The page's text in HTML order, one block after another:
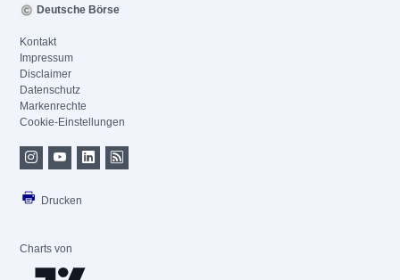
Deutsche Börse
Kontakt
Impressum
Disclaimer
Datenschutz
Markenrechte
Cookie-Einstellungen
Drucken
Charts von